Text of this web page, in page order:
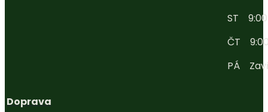
ST 9:00
ČT 9:00
PÁ
Doprava